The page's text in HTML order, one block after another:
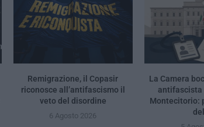
Remigrazione, il Copasir
riconosce all’antifascismo il
veto del disordine
6 Agosto 2026
La Camera
antifascista
Montecitorio: